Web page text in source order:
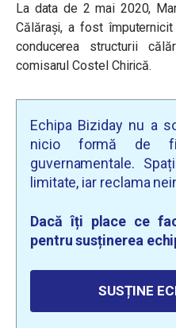
La data de 2 mai 2020,
Călărași, a fost
conducerea structurii
comisarul Costel Chirică.
Echipa Biziday nu a
nicio formă de
guvernamentale.
limitate, iar reclama
Dacă îți place ce
pentru susținerea
SUSȚINE